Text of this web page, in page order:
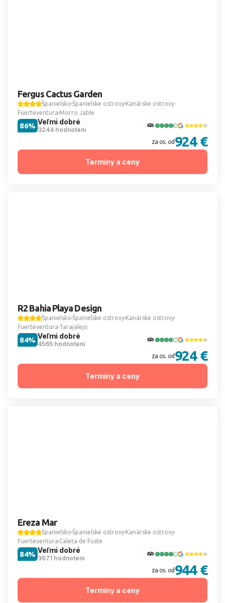
Fergus Cactus Garden
Španielsko Španielske ostrovy Kanárske ostrovy
Fuerteventura Morro Jable
Veľmi dobré
3244 hodnotení
86%
za os. od 924 €
Termíny a ceny
R2 Bahia Playa Design
Španielsko Španielske ostrovy Kanárske ostrovy
Fuerteventura Tarajalejo
Veľmi dobré
4565 hodnotení
84%
za os. od 924 €
Termíny a ceny
Ereza Mar
Španielsko Španielske ostrovy Kanárske ostrovy
Fuerteventura Caleta de Fuste
Veľmi dobré
3671 hodnotení
84%
za os. od 944 €
Termíny a ceny